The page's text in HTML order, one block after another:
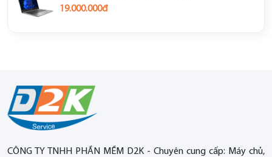
19.000.000đ
CÔNG TY TNHH PHẦN MỀM D2K - Chuyên cung cấp: Máy chủ,